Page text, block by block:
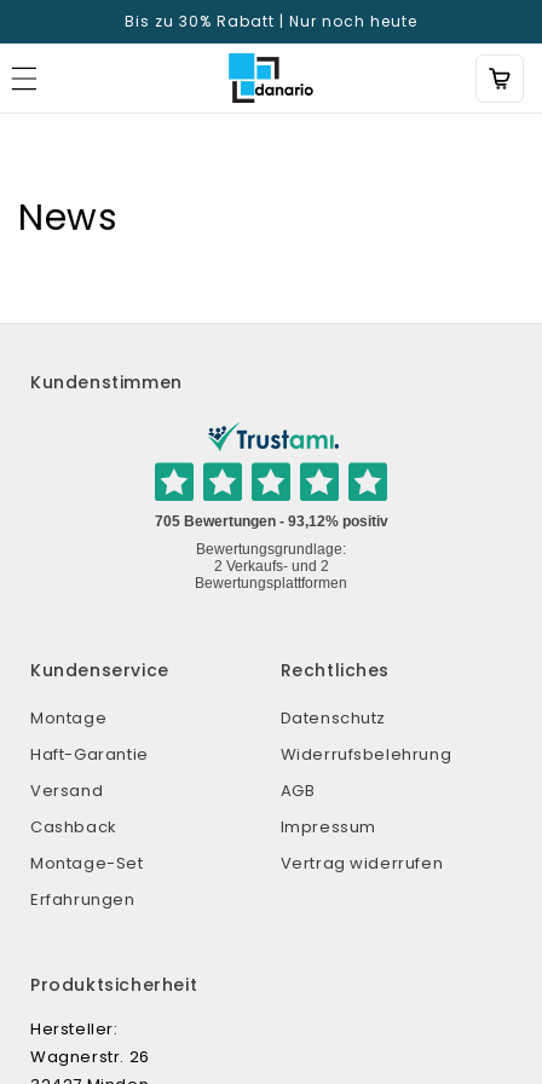
Inhalt
Bis zu 30% Rabatt | Nur noch heute
News
Kundenstimmen
Kundenservice
Montage
Haft-Garantie
Versand
Cashback
Montage-Set
Erfahrungen
Rechtliches
Datenschutz
Widerrufsbelehrung
AGB
Impressum
Vertrag widerrufen
Produktsicherheit
Hersteller:
Wagnerstr. 26